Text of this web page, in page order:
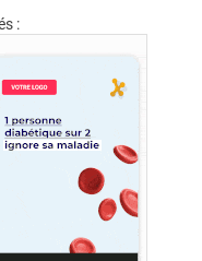
: